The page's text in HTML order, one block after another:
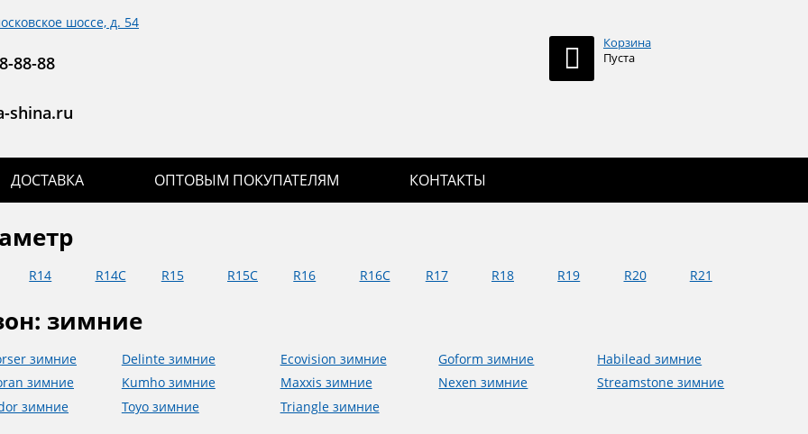
шоссе, д. 54
88-88
shina.ru
Корзина
Пуста
ДОСТАВКА ОПТОВЫМ ПОКУПАТЕЛЯМ КОНТАКТЫ
R14 R14С R15 R15С R16 R16С R17 R18 R19 R20 R21
зимние
зимние Delinte зимние Ecovision зимние Goform зимние
Habilead зимние
зимние
Kumho зимние Maxxis зимние Nexen зимние
Streamstone зимние
зимние
Toyo зимние Triangle зимние